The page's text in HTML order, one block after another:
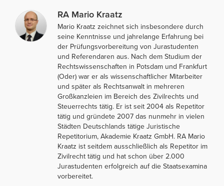
RA Mario Kraatz
Mario Kraatz zeichnet sich insbesondere durch
seine Kenntnisse und jahrelange Erfahrung bei
der Prüfungsvorbereitung von Jurastudenten
und Referendaren aus. Nach dem Studium der
Rechtswissenschaften in Potsdam und Frankfurt
(Oder) war er als wissenschaftlicher Mitarbeiter
und später als Rechtsanwalt in mehreren
Großkanzleien im Bereich des Zivilrechts und
Steuerrechts tätig. Er ist seit 2004 als Repetitor
tätig und gründete 2007 das nunmehr in vielen
Städten Deutschlands tätige Juristische
Repetitorium, Akademie Kraatz GmbH. RA Mario
Kraatz ist seitdem ausschließlich als Repetitor im
Zivilrecht tätig und hat schon über 2.000
Jurastudenten erfolgreich auf die Staatsexamina
vorbereitet.